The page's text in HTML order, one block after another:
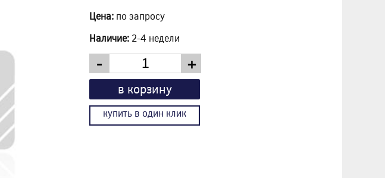
Цена: по запросу
Наличие: 2-4 недели
- +
в корзину
купить в один клик